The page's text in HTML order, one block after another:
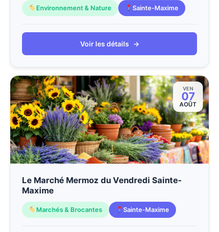
Environnement & Nature Sainte-Maxime
Voir les détails →
VEN
07
AOÛT
Le Marché Mermoz du Vendredi Sainte-
Maxime
Marchés & Brocantes Sainte-Maxime